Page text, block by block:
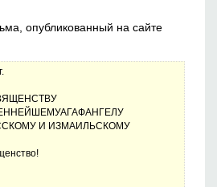
опубликованный на сайте
И ИЗМАИЛЬСКОМУ